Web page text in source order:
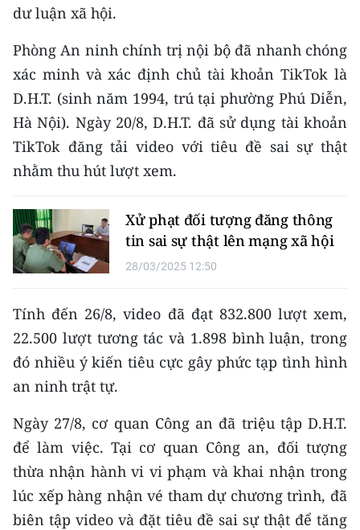
Video
Media Chính trị
Media Kinh tế
Media Văn hóa
Media Xã hội
Media Du lịch
Media Thế giới
Media Giáo dục
Media Y tế
Media Khoa học - Công nghệ
Media Môi trường
Ảnh
Infographic
dư luận xã hội. ‎
‎Phòng An ninh chính trị nội bộ đã nhanh chóng
xác minh và xác định chủ tài khoản TikTok là
D.H.T. (sinh năm 1994, trú tại phường Phú Diễn,
Hà Nội). Ngày 20/8, D.H.T. đã sử dụng tài khoản
TikTok đăng tải video với tiêu đề sai sự thật
nhằm thu hút lượt xem.
Xử phạt đối tượng đăng thông
tin sai sự thật lên mạng xã hội
28/03/2025 12:50
Tính đến 26/8, video đã đạt 832.800 lượt xem,
22.500 lượt tương tác và 1.898 bình luận, trong
đó nhiều ý kiến tiêu cực gây phức tạp tình hình
an ninh trật tự.
‎‎Ngày 27/8, cơ quan Công an đã triệu tập D.H.T.
để làm việc. Tại cơ quan Công an, đối tượng
thừa nhận hành vi vi phạm và khai nhận trong
lúc xếp hàng nhận vé tham dự chương trình, đã
biên tập video và đặt tiêu đề sai sự thật để tăng